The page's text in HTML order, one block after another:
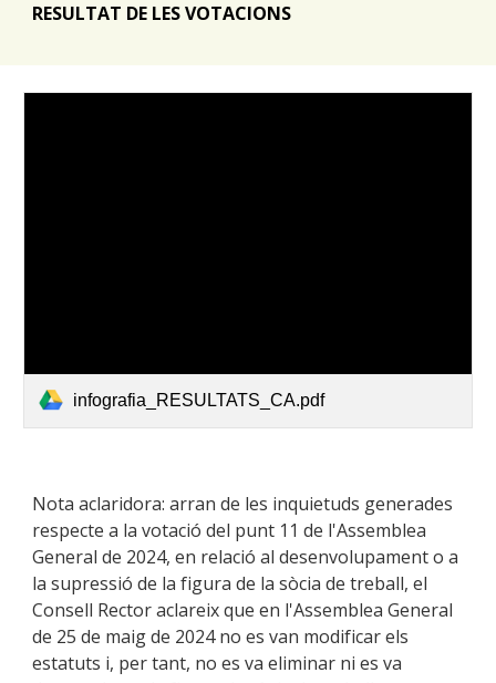
RESULTAT DE LES VOTACIONS
infografia_RESULTATS_CA.pdf
Nota aclaridora: arran de les inquietuds generades
respecte a la votació del punt 11 de l'Assemblea
General de 2024, en relació al desenvolupament o a
la supressió de la figura de la sòcia de treball, el
Consell Rector aclareix que en l'Assemblea General
de 25 de maig de 2024 no es van modificar els
estatuts i, per tant, no es va eliminar ni es va